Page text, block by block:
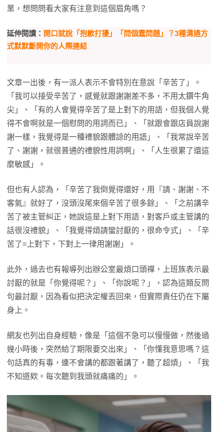
業，想問問看大家有注意到這個眉角嗎？
延伸閱讀： 開口就說「抱歉打擾」「問個蠢問題」？3種溝通方
式默默斷開你的人際連結
文章一出後，有一派人表示不會特別在意說「辛苦了」。
「我可以接受辛苦了，感覺就跟謝謝差不多，不用太鑽牛角
尖」、「有的人會覺得辛苦了是上對下的用語，但我個人覺
得不會啊就是一個慰問的用詞而已」、「就跟會跟店員說謝
謝一樣，我覺得是一種禮貌跟體諒的用語」、「我常說辛苦
了、謝謝，就很普通的禮貌性用詞啊」、「人生很累了還這
麼敏感」。
但也有人認為，「辛苦了我倒覺得還好，用『請、謝謝、不
客氣』就好了，沒頭沒尾來個辛苦了很多餘」、「之前講辛
苦了被主管糾正，她說這是上對下用語，對客戶或主管講的
話很沒禮貌」、「我覺得煩請蠻討厭的，很命令式」、「辛
苦了=上對下，下對上一律用謝謝」。
此外，過去也有報導列出辦公室最煩口頭禪，上班族表示最
討厭的就是「你覺得呢？」、「你說呢？」，認為這類反問
句最討厭，因為看似把決定權丟回來，但實際責任仍在下屬
身上。
網友也列出自身經驗，像是「這個不急可以慢慢做，然後過
幾小時後，突然給了期限要交出來」、「你懂我意思嗎？這
句話真的有毒，連不會講的都跟著講了，聽了超煩」、「我
不知道欸。每次聽到我頭就痛痛的」。